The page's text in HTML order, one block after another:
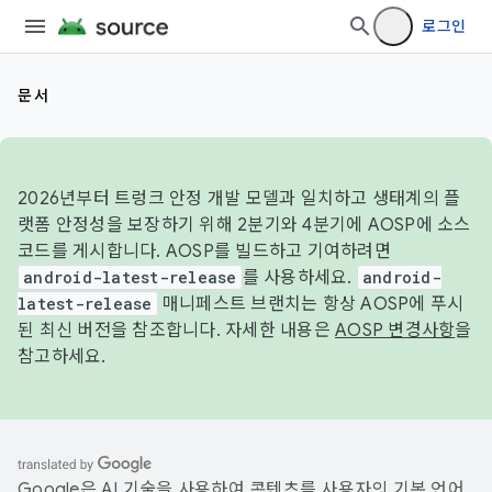
로그인
문서
2026년부터 트렁크 안정 개발 모델과 일치하고 생태계의 플
랫폼 안정성을 보장하기 위해 2분기와 4분기에 AOSP에 소스
코드를 게시합니다. AOSP를 빌드하고 기여하려면
android-latest-release 를 사용하세요.
android-
latest-release
매니페스트 브랜치는 항상 AOSP에 푸시
된 최신 버전을 참조합니다. 자세한 내용은 AOSP 변경사항을
참고하세요.